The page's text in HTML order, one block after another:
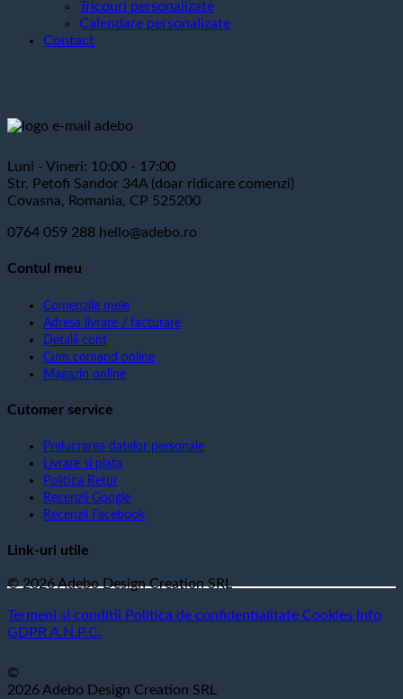
Tricouri personalizate
Calendare personalizate
Contact
Luni - Vineri: 10:00 - 17:00
Str. Petofi Sandor 34A (doar ridicare comenzi)
Covasna, Romania, CP 525200
0764 059 288 hello@adebo.ro
Contul meu
Comenzile mele
Adresa livrare / facturare
Detalii cont
Cum comand online
Magazin online
Cutomer service
Prelucrarea datelor personale
Livrare si plata
Politica Retur
Recenzii Google
Recenzii Facebook
Link-uri utile
© 2026 Adebo Design Creation SRL
Termeni si conditii Politica de confidentialitate Cookies Info
GDPR A.N.P.C.
©
2026 Adebo Design Creation SRL